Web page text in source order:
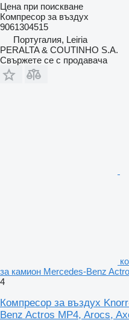
Цена при поискване
Компресор за въздух
9061304515
Португалия, Leiria
PERALTA & COUTINHO S.A.
Свържете се с продавача
за камион Mercedes-Benz
4
Компресор за въздух
Benz Actros MP4, Arocs,